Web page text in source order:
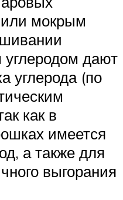
мокрым
дают
углерода (по
как в
имеется
а также для
выгорания